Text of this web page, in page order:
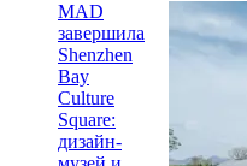
MAD
завершила
Shenzhen
Bay
Culture
Square:
дизайн-